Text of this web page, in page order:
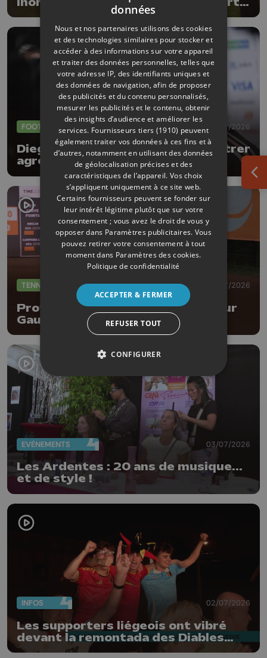
et feu d'artifice
FOOTBALL 09/07/2026
Diego Moreira : " Il faudra se montrer
agressifs face à l'Espagne "
TENNIS 08/07/2026
Province Open : entrée réussi pour
Gauthier Onclin !
EVÈNEMENTS 03/07/2026
Les Ardentes : 20 ans de musique...
et de style !
INFOS 02/07/2026
Les supporters liégeois ont vibré
devant la remontada des Diables
Rouges
données
Nous et nos partenaires utilisons des cookies
et des technologies similaires pour stocker et
accéder à des informations sur votre appareil
et traiter des données personnelles, telles que
votre adresse IP, des identifiants uniques et
des données de navigation, afin de proposer
des publicités et du contenu personnalisés,
mesurer les publicités et le contenu, obtenir
des insights d’audience et améliorer les
services. Fournisseurs tiers (1910) peuvent
également traiter vos données à ces fins et à
d’autres, notamment en utilisant des données
de géolocalisation précises et des
caractéristiques de l’appareil. Vos choix
s’appliquent uniquement à ce site web.
Certains fournisseurs peuvent se fonder sur
leur intérêt légitime plutôt que sur votre
consentement ; vous avez le droit de vous y
opposer dans Paramètres publicitaires. Vous
pouvez retirer votre consentement à tout
moment dans Paramètres des cookies.
Politique de confidentialité
ACCEPTER & FERMER
REFUSER TOUT
CONFIGURER